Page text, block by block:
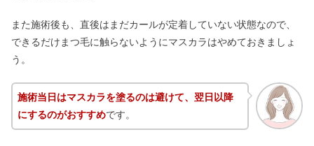
また施術後も、直後はまだカールが定着していない状態なので、
できるだけまつ毛に触らないようにマスカラはやめておきましょ
う。
施術当日はマスカラを塗るのは避けて、翌日以降
にするのがおすすめです。